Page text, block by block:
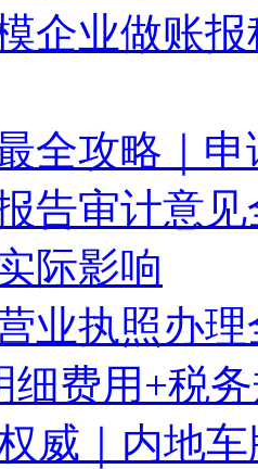
企业做账
全攻略｜
告审计意
际影响
业执照办
细费用+税
威｜内地